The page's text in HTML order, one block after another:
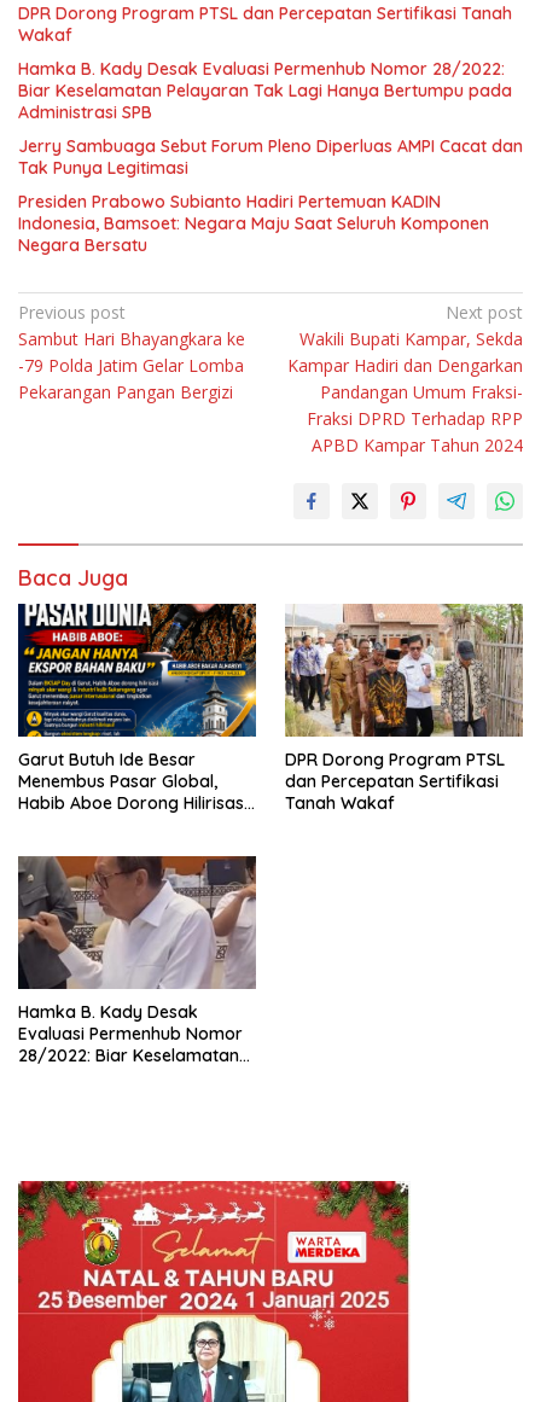
DPR Dorong Program PTSL dan Percepatan Sertifikasi Tanah
Wakaf
Hamka B. Kady Desak Evaluasi Permenhub Nomor 28/2022:
Biar Keselamatan Pelayaran Tak Lagi Hanya Bertumpu pada
Administrasi SPB
Jerry Sambuaga Sebut Forum Pleno Diperluas AMPI Cacat dan
Tak Punya Legitimasi
Presiden Prabowo Subianto Hadiri Pertemuan KADIN
Indonesia, Bamsoet: Negara Maju Saat Seluruh Komponen
Negara Bersatu
Navigasi
pos
Previous post
Sambut Hari Bhayangkara ke
-79 Polda Jatim Gelar Lomba
Pekarangan Pangan Bergizi
Next post
Wakili Bupati Kampar, Sekda
Kampar Hadiri dan Dengarkan
Pandangan Umum Fraksi-
Fraksi DPRD Terhadap RPP
APBD Kampar Tahun 2024
Baca Juga
Garut Butuh Ide Besar
Menembus Pasar Global,
Habib Aboe Dorong Hilirisasi
DPR Dorong Program PTSL
dan Percepatan Sertifikasi
Tanah Wakaf
Hamka B. Kady Desak
Evaluasi Permenhub Nomor
28/2022: Biar Keselamatan